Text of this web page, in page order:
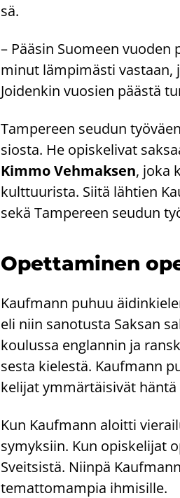
sä.
– Pää­sin Suo­meen
minut läm­pi­mäs­ti vas­taan,
Joi­den­kin vuo­sien pääs­tä
Tam­pe­reen seu­dun
sios­ta. He opis­ke­li­vat
Kimmo Veh­mak­sen, joka
kult­tuu­ris­ta. Siitä läh­tien
sekä Tam­pe­reen seu­dun
Opet­ta­mi­nen
Kauf­mann puhuu
eli niin sa­no­tus­ta Sak­san
kou­lus­sa englan­nin ja
ses­ta kie­les­tä. Kauf­mann
ke­li­jat ym­mär­täi­si­vät
Kun Kauf­mann aloit­ti
sy­myk­siin. Kun opis­ke­li­jat
Sveit­sis­tä. Niin­pä
te­mat­to­mam­pia ih­mi­sil­le.